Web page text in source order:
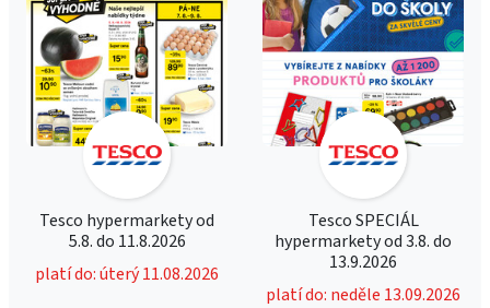
Tesco hypermarkety od
5.8. do 11.8.2026
platí do: úterý 11.08.2026
Tesco SPECIÁL
hypermarkety od 3.8. do
13.9.2026
platí do: neděle 13.09.2026